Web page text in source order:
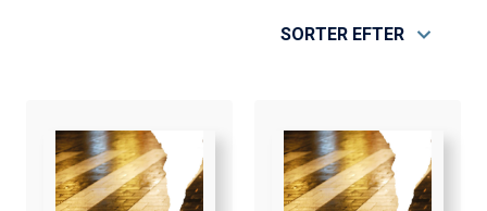
SORTER EFTER